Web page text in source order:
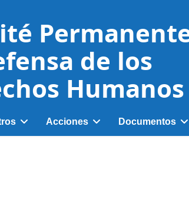
de los
Humanos
Acciones Documentos